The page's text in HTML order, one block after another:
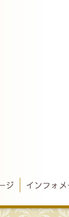
ジ インフォ